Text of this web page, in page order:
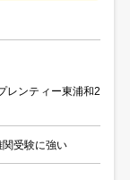
レンティー東浦和2
受験に強い